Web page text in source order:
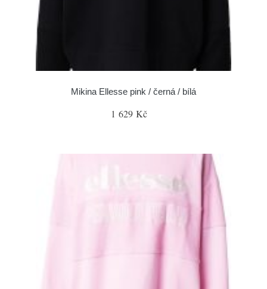
Mikina Ellesse pink / černá / bílá
1 629 Kč